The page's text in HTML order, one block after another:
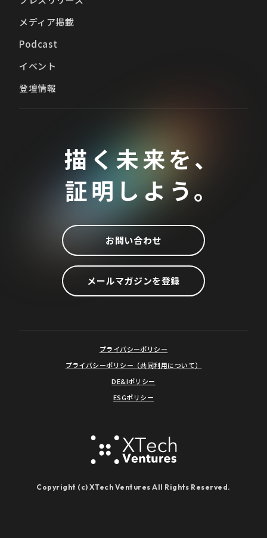
メディア掲載
Podcast
イベント
登壇情報
描く未来を、
証明しよう。
お問い合わせ
メールマガジンを登録
プライバシーポリシー
プライバシーポリシー（共同利用について）
DE&Iポリシー
ESGポリシー
Copyright (c) XTech Ventures All Rights Reserved.